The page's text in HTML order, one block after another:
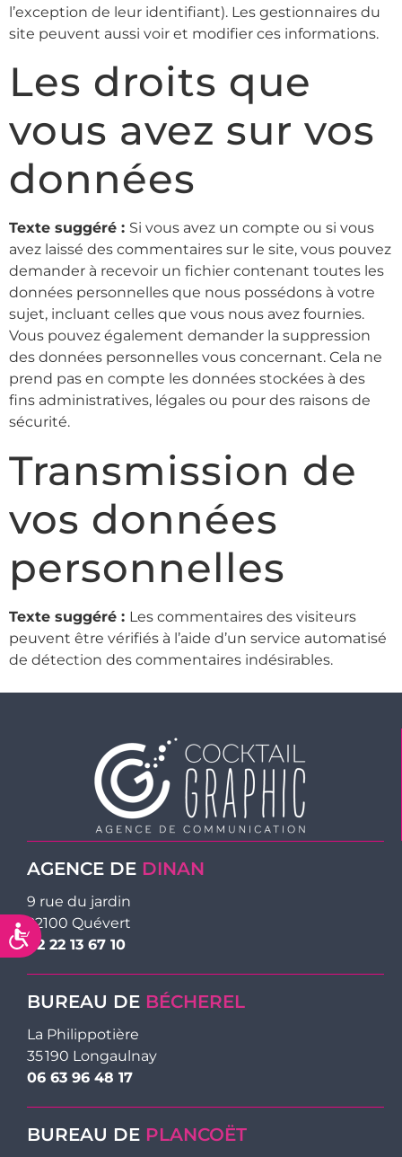
Accessibilité
l’exception de leur identifiant). Les gestionnaires du
site peuvent aussi voir et modifier ces informations.
Les droits que
vous avez sur vos
données
Texte suggéré : Si vous avez un compte ou si vous
avez laissé des commentaires sur le site, vous pouvez
demander à recevoir un fichier contenant toutes les
données personnelles que nous possédons à votre
sujet, incluant celles que vous nous avez fournies.
Vous pouvez également demander la suppression
des données personnelles vous concernant. Cela ne
prend pas en compte les données stockées à des
fins administratives, légales ou pour des raisons de
sécurité.
Transmission de
vos données
personnelles
Texte suggéré : Les commentaires des visiteurs
peuvent être vérifiés à l’aide d’un service automatisé
de détection des commentaires indésirables.
AGENCE DE DINAN
9 rue du jardin
22100 Quévert
02 22 13 67 10
BUREAU DE BÉCHEREL
La Philippotière
35 190 Longaulnay
06 63 96 48 17
BUREAU DE PLANCOËT